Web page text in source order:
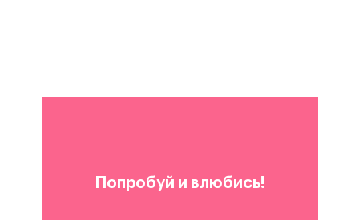
Попробуй и влюбись!